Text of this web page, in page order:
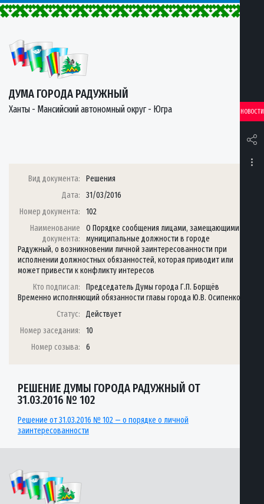
ДУМА ГОРОДА РАДУЖНЫЙ
Ханты - Мансийский автономный округ - Югра НОВОСТИ
Вид документа:
Решения
Дата:
31/03/2016
Номер документа:
102
Наименование
документа:
О Порядке сообщения лицами, замещающими
муниципальные должности в городе
Радужный, о возникновении личной заинтересованности при
исполнении должностных обязанностей, которая приводит или
может привести к конфликту интересов
Кто подписал:
Председатель Думы города Г.П. Борщёв
Временно исполняющий обязанности главы города Ю.В. Осипенко
Статус:
Действует
Номер заседания:
10
Номер созыва:
6
РЕШЕНИЕ ДУМЫ ГОРОДА РАДУЖНЫЙ ОТ
31.03.2016 № 102
Решение от 31.03.2016 № 102 — о порядке о личной
заинтересованности